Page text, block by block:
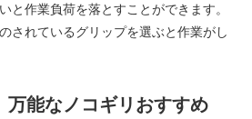
と作業負荷を落とすことができます。
されているグリップを選ぶと作業がし
万能なノコギリおすすめ